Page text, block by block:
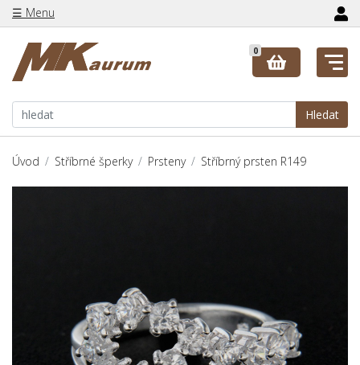
☰ Menu
Hledat
0
Úvod Stříbrné šperky Prsteny Stříbrný prsten R149